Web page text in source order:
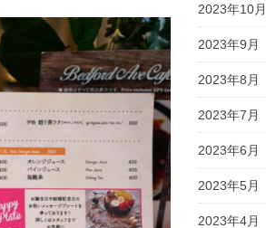
2023年10月
2023年9月
2023年8月
2023年7月
2023年6月
2023年5月
2023年4月